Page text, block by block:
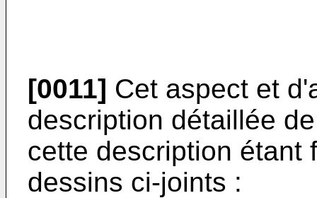
[0011] Cet aspect et
description détaillée
cette description étant
dessins ci-joints :